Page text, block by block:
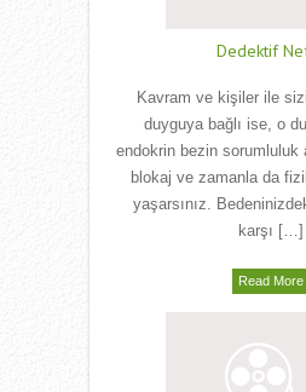
Dedektif
Kavram ve kişiler ile
duyguya bağlı ise, o
endokrin bezin sorumluluk
blokaj ve zamanla da
yaşarsınız.
karşı […]
Read More